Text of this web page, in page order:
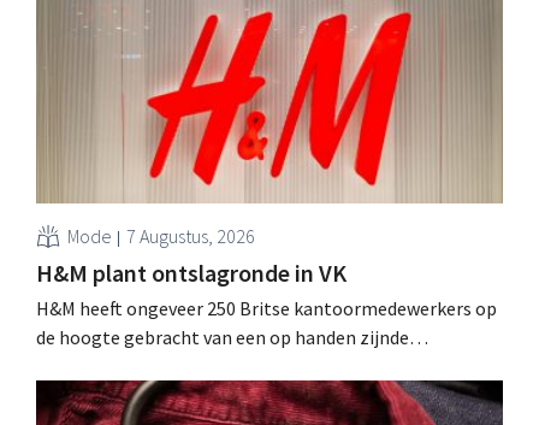
Mode 7 Augustus, 2026
H&M plant ontslagronde in VK
H&M heeft ongeveer 250 Britse kantoormedewerkers op
de hoogte gebracht van een op handen zijnde
sanering volgt op eerdere ingrepen in Nederland, België